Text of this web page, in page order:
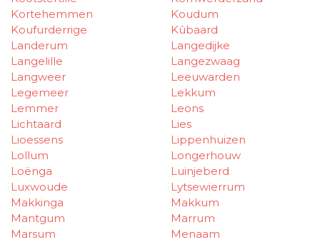
Kortehemmen
Koudum
Koufurderrige
Kûbaard
Landerum
Langedijke
Langelille
Langezwaag
Langweer
Leeuwarden
Legemeer
Lekkum
Lemmer
Leons
Lichtaard
Lies
Lioessens
Lippenhuizen
Lollum
Longerhouw
Loënga
Luinjeberd
Luxwoude
Lytsewierrum
Makkinga
Makkum
Mantgum
Marrum
Marsum
Menaam